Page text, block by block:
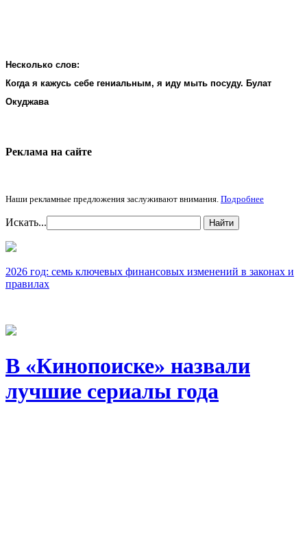
Несколько слов:
Когда я кажусь себе гениальным, я иду мыть посуду. Булат
Окуджава
Реклама на cайте
Наши рекламные предложения заслуживают внимания. Подробнее
Искать... Найти
2026 год: семь ключевых финансовых изменений в законах и
правилах
В «Кинопоиске» назвали
лучшие сериалы года